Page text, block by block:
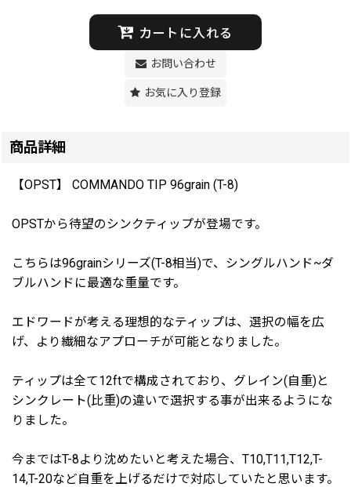
カートに入れる
お問い合わせ
お気に入り登録
商品詳細
【OPST】 COMMANDO TIP 96grain (T-8)
OPSTから待望のシンクティップが登場です。
こちらは96grainシリーズ(T-8相当)で、シングルハンド~ダ
ブルハンドに最適な重量です。
エドワードが考える理想的なティップは、選択の幅を広
げ、より繊細なアプローチが可能となりました。
ティップは全て12ftで構成されており、グレイン(自重)と
シンクレート(比重)の違いで選択する事が出来るようにな
りました。
今まではT-8より沈めたいと考えた場合、T10,T11,T12,T-
14,T-20など自重を上げるだけで対応していたと思います。